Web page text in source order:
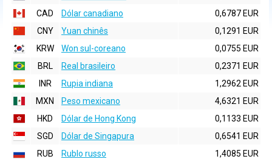
CAD
Dólar canadiano
0,6787 EUR
CNY
Yuan chinês
0,1291 EUR
KRW
Won sul-coreano
0,0755 EUR
BRL
Real brasileiro
0,2371 EUR
INR
Rupia indiana
1,2962 EUR
MXN
Peso mexicano
4,6321 EUR
HKD
Dólar de Hong Kong
0,1133 EUR
SGD
Dólar de Singapura
0,6541 EUR
RUB
Rublo russo
1,4085 EUR